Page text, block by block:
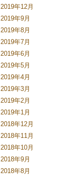
2019年12月
2019年9月
2019年8月
2019年7月
2019年6月
2019年5月
2019年4月
2019年3月
2019年2月
2019年1月
2018年12月
2018年11月
2018年10月
2018年9月
2018年8月